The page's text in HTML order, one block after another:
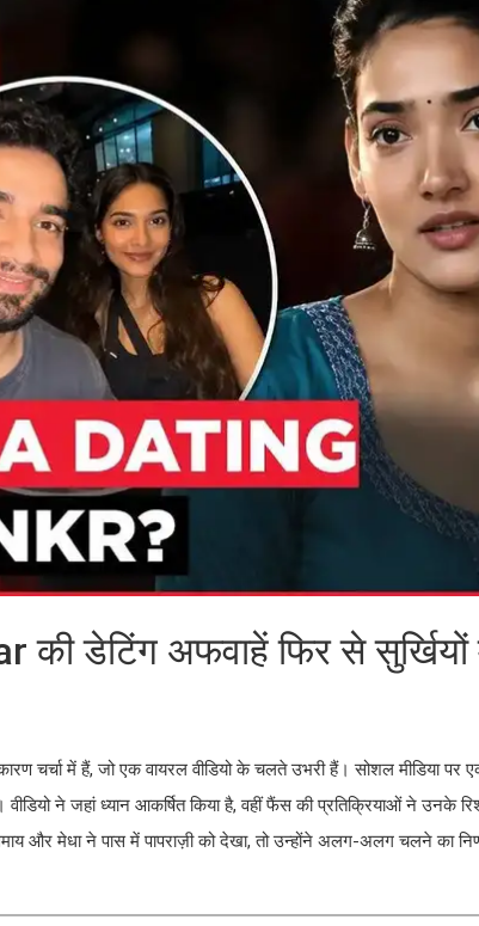
डेटिंग अफवाहें फिर से सुर्खियों
चर्चा में हैं, जो एक वायरल वीडियो के चलते उभरी हैं। सोशल मीडिया पर
ने जहां ध्यान आकर्षित किया है, वहीं फैंस की प्रतिक्रियाओं ने उनके
और मेधा ने पास में पापराज़ी को देखा, तो उन्होंने अलग-अलग चलने का